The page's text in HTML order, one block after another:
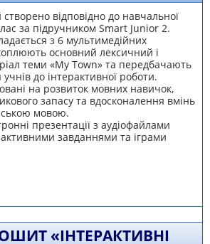
відповідно до навчальної
за підручником Smart Junior 2.
з 6 мультимедійних
основний лексичний і
теми «My Town» та передбачають
до інтерактивної роботи.
на розвиток мовних навичок,
запасу та вдосконалення вмінь
мовою.
презентації з аудіофайлами
завданнями та іграми
та іграми з теми «My Town» для
2 класу НУШ
«ІНТЕРАКТИВНІ